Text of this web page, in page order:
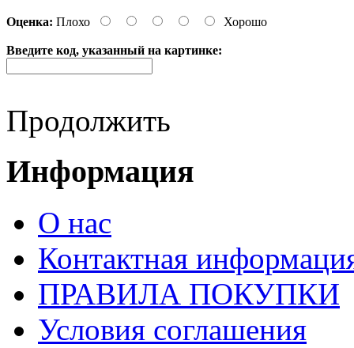
Оценка: Плохо Хорошо
Введите код, указанный на картинке:
Продолжить
Информация
О нас
Контактная
ПРАВИЛА ПОКУПКИ
Условия соглашения